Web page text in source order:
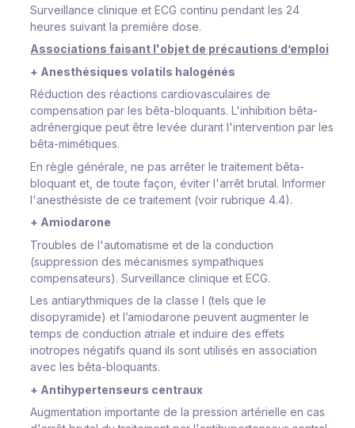
Surveillance clinique et ECG continu pendant les 24
heures suivant la première dose.
Associations faisant l'objet de précautions d’emploi
+ Anesthésiques volatils halogénés
Réduction des réactions cardiovasculaires de
compensation par les bêta-bloquants. L'inhibition bêta-
adrénergique peut être levée durant l'intervention par les
bêta-mimétiques.
En règle générale, ne pas arrêter le traitement bêta-
bloquant et, de toute façon, éviter l'arrêt brutal. Informer
l'anesthésiste de ce traitement (voir rubrique 4.4).
+ Amiodarone
Troubles de l'automatisme et de la conduction
(suppression des mécanismes sympathiques
compensateurs). Surveillance clinique et ECG.
Les antiarythmiques de la classe I (tels que le
disopyramide) et l’amiodarone peuvent augmenter le
temps de conduction atriale et induire des effets
inotropes négatifs quand ils sont utilisés en association
avec les bêta-bloquants.
+ Antihypertenseurs centraux
Augmentation importante de la pression artérielle en cas